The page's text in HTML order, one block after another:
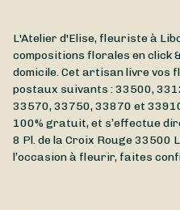
L'Atelier d'Elise, fleuriste à
compositions florales en click
domicile. Cet artisan livre vos
postaux suivants : 33500,
33570, 33750, 33870 et
100% gratuit, et s’effectue
8 Pl. de la Croix Rouge33500
l’occasion à fleurir, faites